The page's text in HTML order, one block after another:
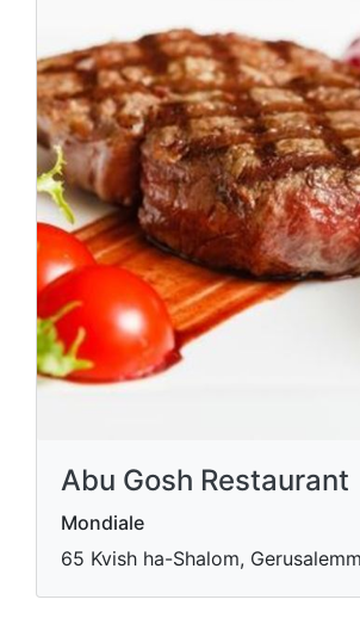
Abu Gosh Restaurant
Mondiale
65 Kvish ha-Shalom,